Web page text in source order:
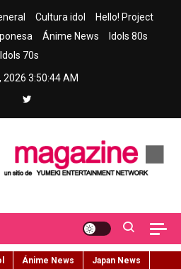
Cultura idol
Hello! Project
Ánime News
Idols 80s
Idols 70s
2026 3:50:45 AM
Ánime News
Japan News